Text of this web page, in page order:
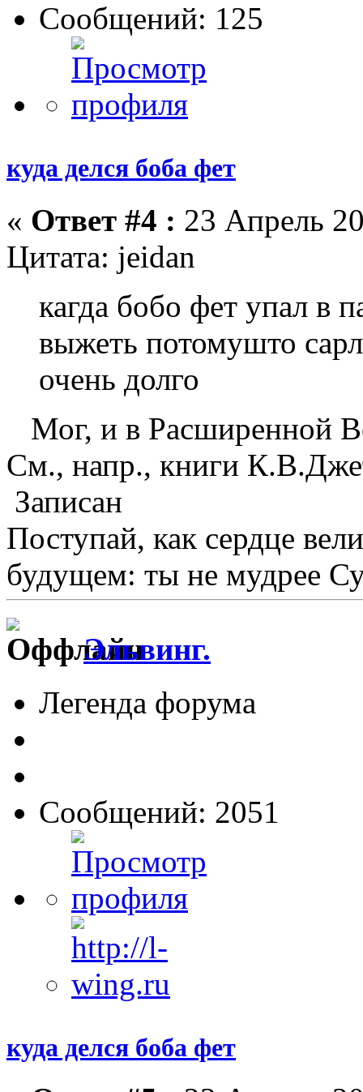
Сообщений: 125
куда делся боба фет
« Ответ #4 : 23 Апрель
Цитата: jeidan
кагда бобо фет упал в
выжеть потомушто
очень долго
Мог, и в Расширенной
См., напр., книги
Записан
Поступай, как сердце
будущем: ты не мудрее
Эльвинг.
Легенда форума
Сообщений: 2051
куда делся боба фет